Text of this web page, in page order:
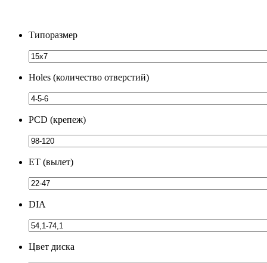
Типоразмер
Holes (количество отверстий)
PCD (крепеж)
ЕТ (вылет)
DIA
Цвет диска